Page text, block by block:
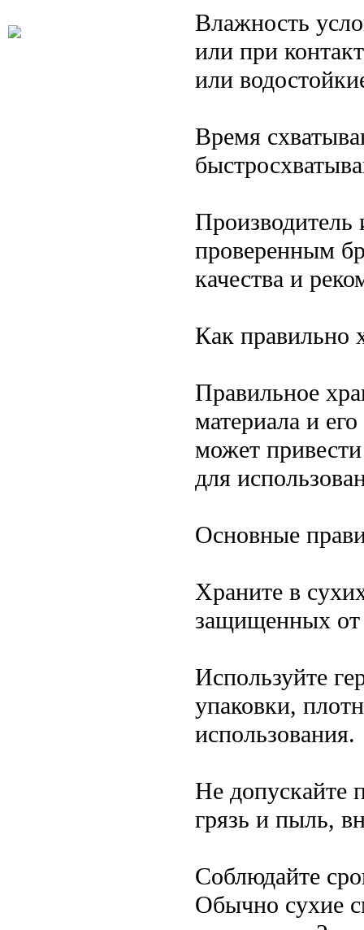
Влажность
или при
или
Время
Производитель
проверенным
качества и
Как правильно
Правильное
материала и
может
для
Основные
Храните в
защищенных от
Используйте
упаковки,
использования.
Не допускайте
грязь и пыль,
Соблюдайте
Обычно сухие